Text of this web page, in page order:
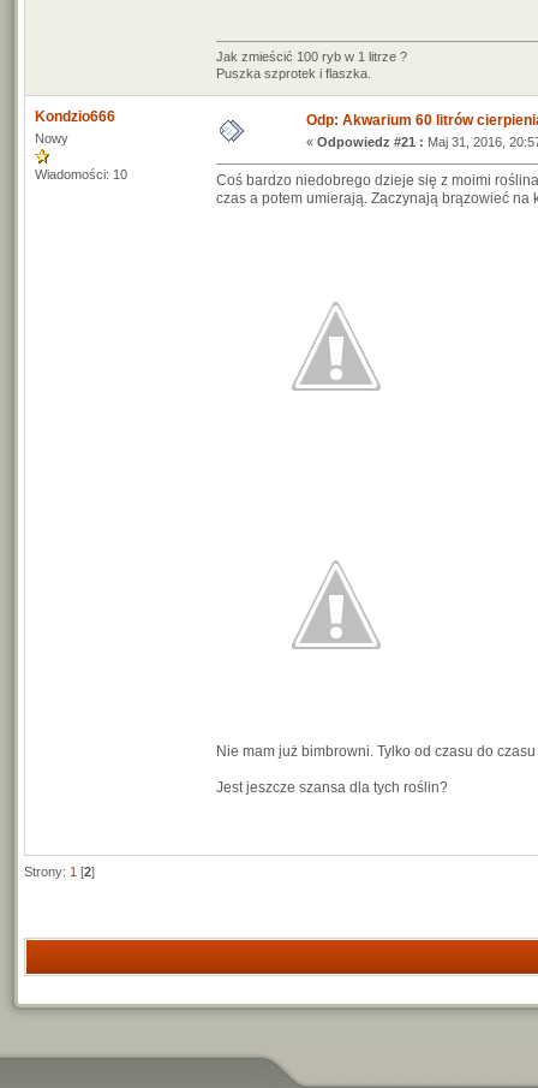
Jak zmieścić 100 ryb w 1 litrze ?
Puszka szprotek i flaszka.
Kondzio666
Nowy
Wiadomości: 10
Odp: Akwarium 60 litrów
« Odpowiedz #21 : Maj 31, 2016,
Coś bardzo niedobrego dzieje się z moimi
czas a potem umierają. Zaczynają brązowieć na
Nie mam już bimbrowni. Tylko od czasu do
Jest jeszcze szansa dla tych roślin?
Strony: 1 [2]